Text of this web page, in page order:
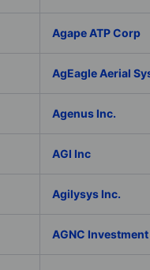
Agape ATP Corp
AgEagle Aerial
Agenus Inc.
AGI Inc
Agilysys Inc.
AGNC